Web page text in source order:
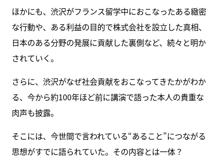
ほかにも、渋沢がフランス留学中におこなったある緻密
な行動や、ある利益の目的で株式会社を設立した真相、
日本のある分野の発展に貢献した裏側など、続々と明か
されていく。
さらに、渋沢がなぜ社会貢献をおこなってきたかがわか
る、今から約100年ほど前に講演で語った本人の貴重な
肉声も披露。
そこには、今世間で言われている“あること”につながる
思想がすでに語られていた。その内容とは一体？